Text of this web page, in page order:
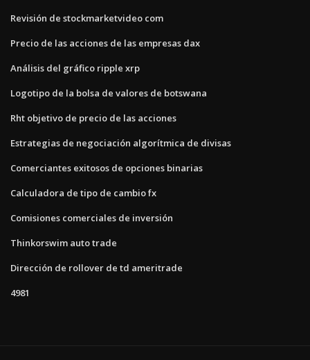
Revisión de stockmarketvideo com
Precio de las acciones de las empresas dax
Análisis del gráfico ripple xrp
Logotipo de la bolsa de valores de botswana
Rht objetivo de precio de las acciones
Estrategias de negociación algorítmica de divisas
Comerciantes exitosos de opciones binarias
Calculadora de tipo de cambio fx
Comisiones comerciales de inversión
Thinkorswim auto trade
Dirección de rollover de td ameritrade
4981